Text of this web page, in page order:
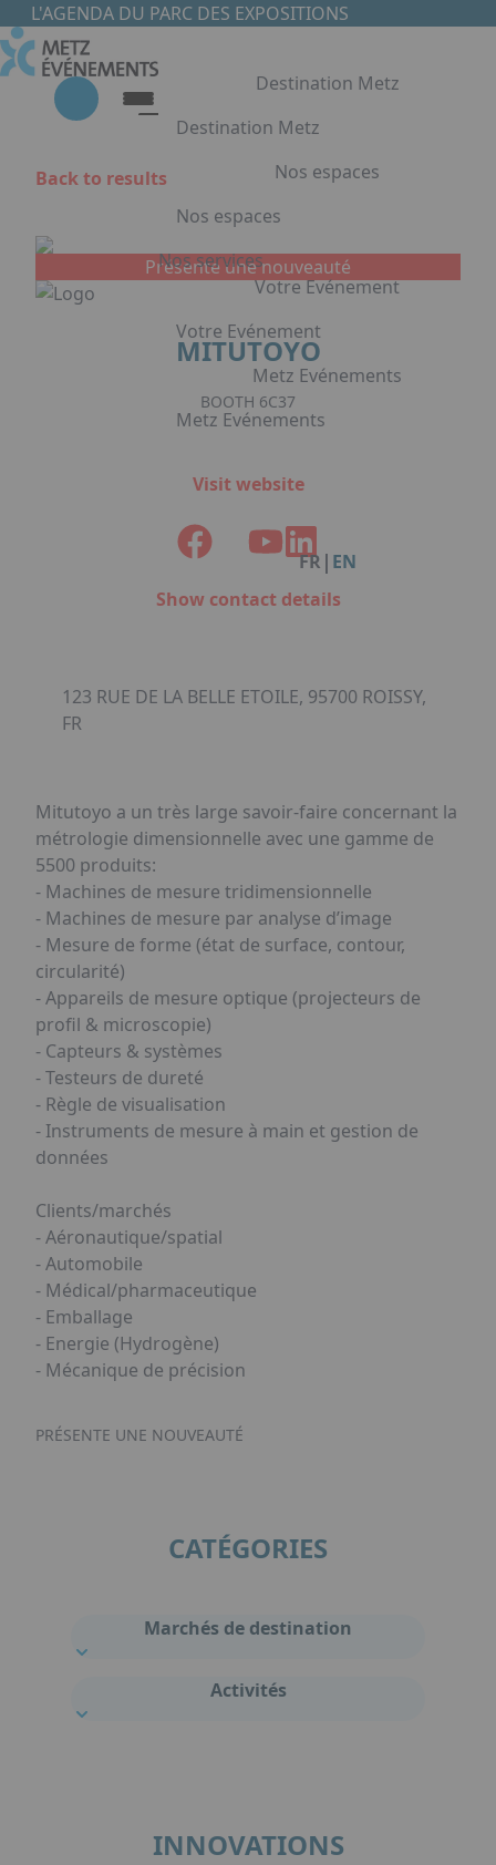
Skip to main content
L'AGENDA DU PARC DES EXPOSITIONS
Destination Metz
Destination Metz
Choisir Metz
Accès & Hébergement
Nos espaces
Nos espaces
Nos espaces
Halls d'exposition
Auditorium du Centre de Conventions
Foyer du Centre de Conventions
Salles de réunion & conférence
Nos services
Votre Evénement
Votre Evénement
Votre Evénement
à Metz
Organisation de dîners / soirées de gala
Metz Evénements
Metz Evénements
Metz Evénements
Qui sommes-nous ?
Accéder au complexe
Politique RSE
Facebook
FR | EN
Back to results
Présente une nouveauté
MITUTOYO
BOOTH 6C37
Visit website
Show contact details
123 RUE DE LA BELLE ETOILE, 95700 ROISSY,
FR
Mitutoyo a un très large savoir-faire concernant la
métrologie dimensionnelle avec une gamme de
5500 produits:
- Machines de mesure tridimensionnelle
- Machines de mesure par analyse d’image
- Mesure de forme (état de surface, contour,
circularité)
- Appareils de mesure optique (projecteurs de
profil & microscopie)
- Capteurs & systèmes
- Testeurs de dureté
- Règle de visualisation
- Instruments de mesure à main et gestion de
données
Clients/marchés
- Aéronautique/spatial
- Automobile
- Médical/pharmaceutique
- Emballage
- Energie (Hydrogène)
- Mécanique de précision
PRÉSENTE UNE NOUVEAUTÉ
CATÉGORIES
Marchés de destination
Activités
INNOVATIONS
Cookies management panel